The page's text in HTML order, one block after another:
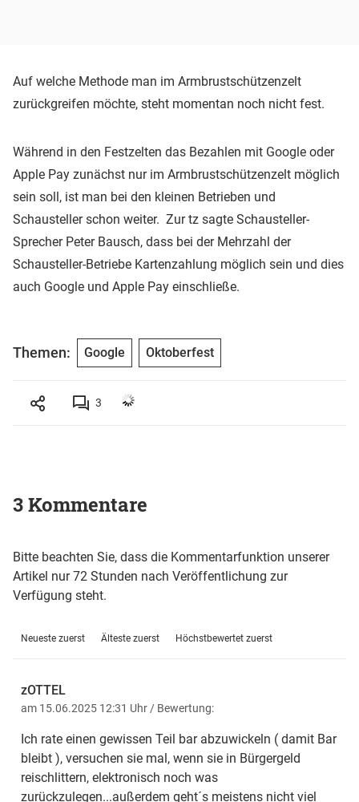
Auf welche Methode man im Armbrustschützenzelt
zurückgreifen möchte, steht momentan noch nicht fest.
Während in den Festzelten das Bezahlen mit Google oder
Apple Pay zunächst nur im Armbrustschützenzelt möglich
sein soll, ist man bei den kleinen Betrieben und
Schausteller schon weiter. Zur tz sagte Schausteller-
Sprecher Peter Bausch, dass bei der Mehrzahl der
Schausteller-Betriebe Kartenzahlung möglich sein und dies
auch Google und Apple Pay einschließe.
Themen: Google Oktoberfest
3
3 Kommentare
Bitte beachten Sie, dass die Kommentarfunktion unserer
Artikel nur 72 Stunden nach Veröffentlichung zur
Verfügung steht.
Neueste zuerst Älteste zuerst Höchstbewertet zuerst
zOTTEL
am 15.06.2025 12:31 Uhr / Bewertung:
Ich rate einen gewissen Teil bar abzuwickeln ( damit Bar
bleibt ), versuchen sie mal, wenn sie in Bürgergeld
reischlittern, elektronisch noch was
zurückzulegen...außerdem geht´s meistens nicht viel